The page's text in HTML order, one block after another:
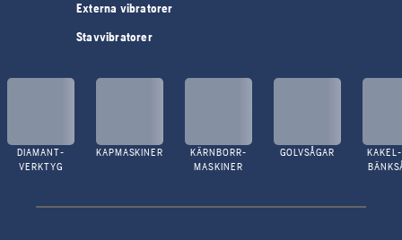
Externa vibratorer
Stavvibratorer
DIAMANT-
VERKTYG
KAPMASKINER
KÄRNBORR-
MASKINER
GOLVSÅGAR